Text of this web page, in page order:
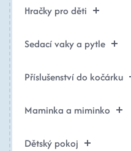
Hračky pro děti
Sedací vaky a pytle
Příslušenství do kočárku
Maminka a miminko
Dětský pokoj